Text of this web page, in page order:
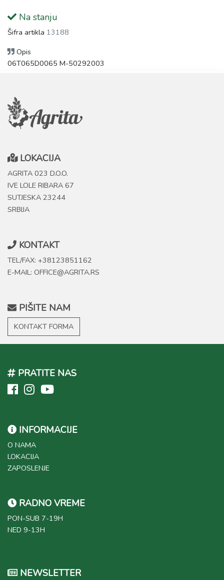
Na stanju
Šifra artikla 13188
Opis
06T065D0065 M-50292003
LOKACIJA
AGRITA 023 D.O.O.
IVE LOLE RIBARA 67
SUTJESKA 23244
SRBIJA
KONTAKT
TEL/FAX: +38123851162
E-MAIL: OFFICE@AGRITA.RS
PIŠITE NAM
KONTAKT FORMA
PRATITE NAS
INFORMACIJE
O NAMA
LOKACIJA
ZAPOSLENJE
RADNO VREME
PON-SUB 7-19H
NED 9-13H
NEWSLETTER